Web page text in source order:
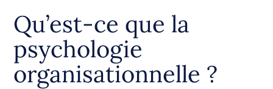
Qu’est-ce que la
psychologie
organisationnelle ?